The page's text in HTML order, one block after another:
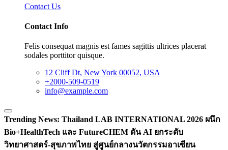
Contact Us
Contact Info
Felis consequat magnis est fames sagittis ultrices placerat
sodales porttitor quisque.
12 Cliff Dt, New York 00052, USA
+2000-509-0519
info@example.com
Trending News: Thailand LAB INTERNATIONAL 2026 ผนึก
Bio+HealthTech และ FutureCHEM ดัน AI ยกระดับ
วิทยาศาสตร์-สุขภาพไทย สู่ศูนย์กลางนวัตกรรมอาเซียน